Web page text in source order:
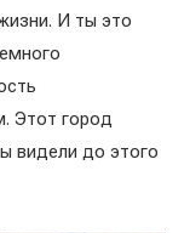
И ты это
Этот город
видели до этого